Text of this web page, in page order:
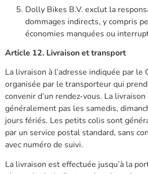
Dolly Bikes B.V. exclut la
dommages indirects, y compris
économies manquées ou
Article 12. Livraison et transport
La livraison à l’adresse indiquée par le
organisée par le transporteur qui
convenir d’un rendez-vous. La
généralement pas les samedis,
jours fériés. Les petits colis sont
par un service postal standard, sans
avec numéro de suivi.
La livraison est effectuée jusqu’à la